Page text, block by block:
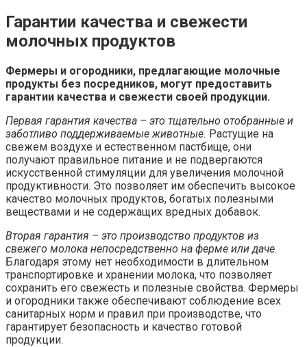
Гарантии качества и свежести
молочных продуктов
Фермеры и огородники, предлагающие молочные
продукты без посредников, могут предоставить
гарантии качества и свежести своей продукции.
Первая гарантия качества – это тщательно отобранные и
заботливо поддерживаемые животные. Растущие на
свежем воздухе и естественном пастбище, они
получают правильное питание и не подвергаются
искусственной стимуляции для увеличения молочной
продуктивности. Это позволяет им обеспечить высокое
качество молочных продуктов, богатых полезными
веществами и не содержащих вредных добавок.
Вторая гарантия – это производство продуктов из
свежего молока непосредственно на ферме или даче.
Благодаря этому нет необходимости в длительном
транспортировке и хранении молока, что позволяет
сохранить его свежесть и полезные свойства. Фермеры
и огородники также обеспечивают соблюдение всех
санитарных норм и правил при производстве, что
гарантирует безопасность и качество готовой
продукции.